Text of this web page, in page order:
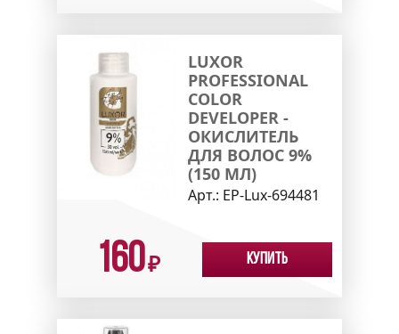
LUXOR
PROFESSIONAL
COLOR
DEVELOPER -
ОКИСЛИТЕЛЬ
ДЛЯ ВОЛОС 9%
(150 МЛ)
Арт.: EP-Lux-694481
160₽ Купить